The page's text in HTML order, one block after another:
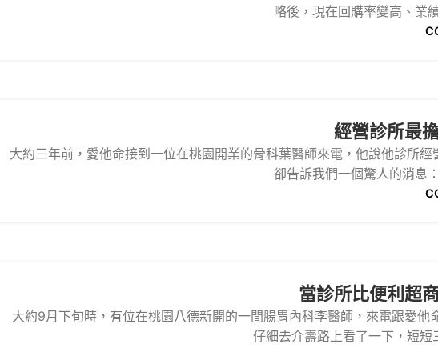
略後，現在回購率變高、業
經營診所最
大約三年前，愛他命接到一位在桃園開業的骨科葉醫師來電，他說他診所
卻告訴我們一個驚人的消息
當診所比便利超
大約9月下旬時，有位在桃園八德新開的一間腸胃內科李醫師，來電跟愛
仔細去介壽路上看了一下，短